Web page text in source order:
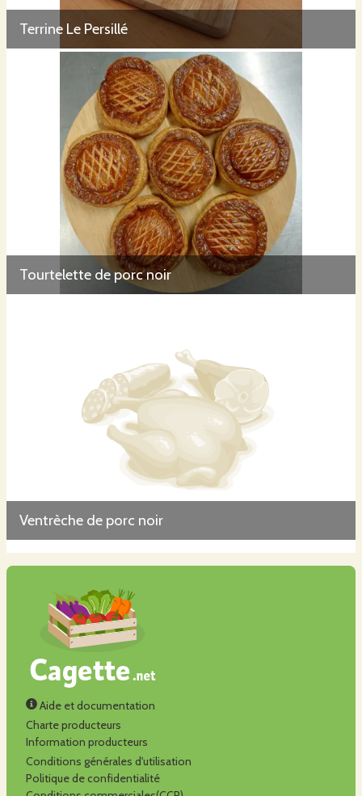
Terrine Le Persillé
Tourtelette de porc noir
Ventrèche de porc noir
Aide et documentation
Charte producteurs
Information producteurs
Conditions générales d'utilisation
Politique de confidentialité